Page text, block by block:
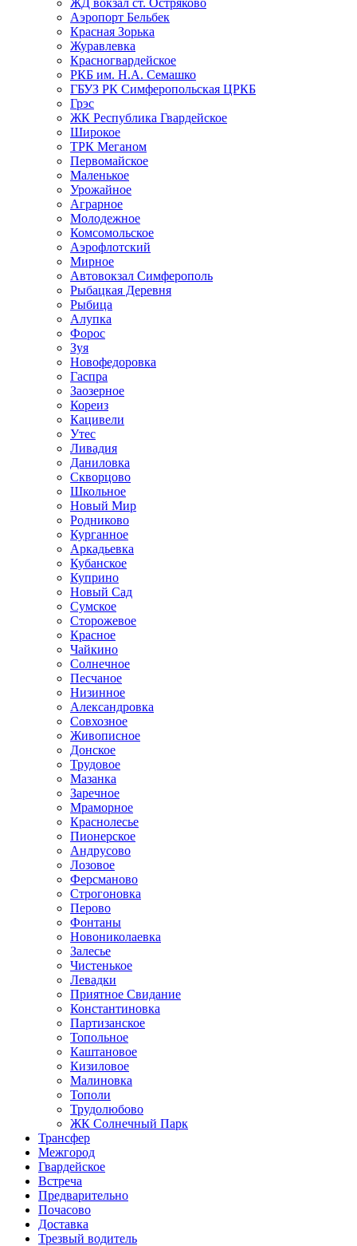
ЖД вокзал ст. Остряково
Аэропорт Бельбек
Красная Зорька
Журавлевка
Красногвардейское
РКБ им. Н.А. Семашко
ГБУЗ РК Симферопольская ЦРКБ
Грэс
ЖК Республика Гвардейское
Широкое
ТРК Меганом
Первомайское
Маленькое
Урожайное
Аграрное
Молодежное
Комсомольское
Аэрофлотский
Мирное
Автовокзал Симферополь
Рыбацкая Деревня
Рыбица
Алупка
Форос
Зуя
Новофедоровка
Гаспра
Заозерное
Кореиз
Кацивели
Утес
Ливадия
Даниловка
Скворцово
Школьное
Новый Мир
Родниково
Курганное
Аркадьевка
Кубанское
Куприно
Новый Сад
Сумское
Сторожевое
Красное
Чайкино
Солнечное
Песчаное
Низинное
Александровка
Совхозное
Живописное
Донское
Трудовое
Мазанка
Заречное
Мраморное
Краснолесье
Пионерское
Андрусово
Лозовое
Ферсманово
Строгоновка
Перово
Фонтаны
Новониколаевка
Залесье
Чистенькое
Левадки
Приятное Свидание
Константиновка
Партизанское
Топольное
Каштановое
Кизиловое
Малиновка
Тополи
Трудолюбово
ЖК Солнечный Парк
Трансфер
Межгород
Гвардейское
Встреча
Предварительно
Почасово
Доставка
Трезвый водитель